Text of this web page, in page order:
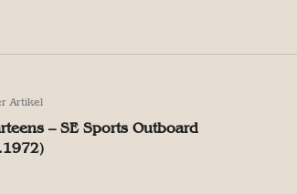
Artikel
– SE Sports Outboard